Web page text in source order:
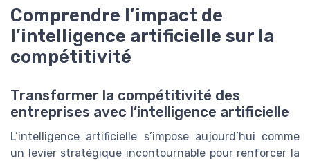
Comprendre l’impact de
l’intelligence artificielle sur la
compétitivité
Transformer la compétitivité des
entreprises avec l’intelligence artificielle
L’intelligence artificielle s’impose aujourd’hui comme
un levier stratégique incontournable pour renforcer la